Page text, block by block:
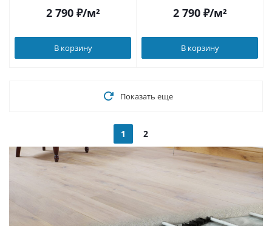
2 790₽/м²
В корзину
2 790₽/м²
В корзину
Показать еще
1 2